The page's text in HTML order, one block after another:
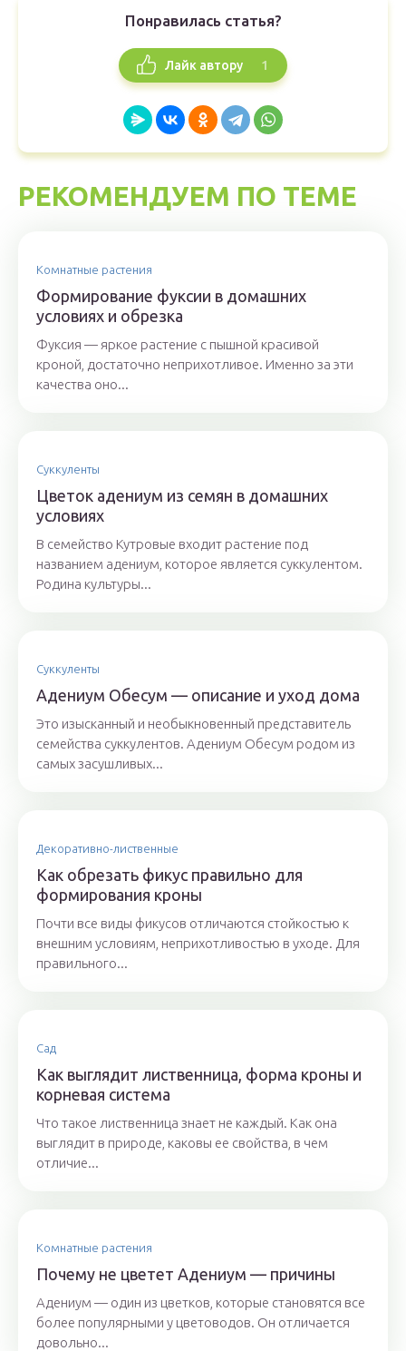
Понравилась статья?
Лайк автору 1
РЕКОМЕНДУЕМ ПО ТЕМЕ
Комнатные растения
Формирование фуксии в домашних
условиях и обрезка
Фуксия — яркое растение с пышной красивой
кроной, достаточно неприхотливое. Именно за эти
качества оно...
Суккуленты
Цветок адениум из семян в домашних
условиях
В семейство Кутровые входит растение под
названием адениум, которое является суккулентом.
Родина культуры...
Суккуленты
Адениум Обесум — описание и уход дома
Это изысканный и необыкновенный представитель
семейства суккулентов. Адениум Обесум родом из
самых засушливых...
Декоративно-лиственные
Как обрезать фикус правильно для
формирования кроны
Почти все виды фикусов отличаются стойкостью к
внешним условиям, неприхотливостью в уходе. Для
правильного...
Сад
Как выглядит лиственница, форма кроны и
корневая система
Что такое лиственница знает не каждый. Как она
выглядит в природе, каковы ее свойства, в чем
отличие...
Комнатные растения
Почему не цветет Адениум — причины
Адениум — один из цветков, которые становятся все
более популярными у цветоводов. Он отличается
довольно...